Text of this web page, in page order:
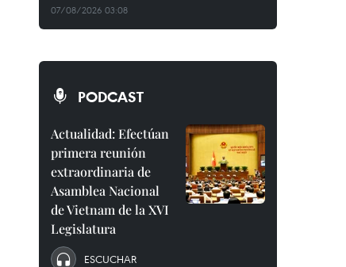
07/08/2026 03:08
PODCAST
Actualidad: Efectúan
primera reunión
extraordinaria de
Asamblea Nacional
de Vietnam de la XVI
Legislatura
ESCUCHAR